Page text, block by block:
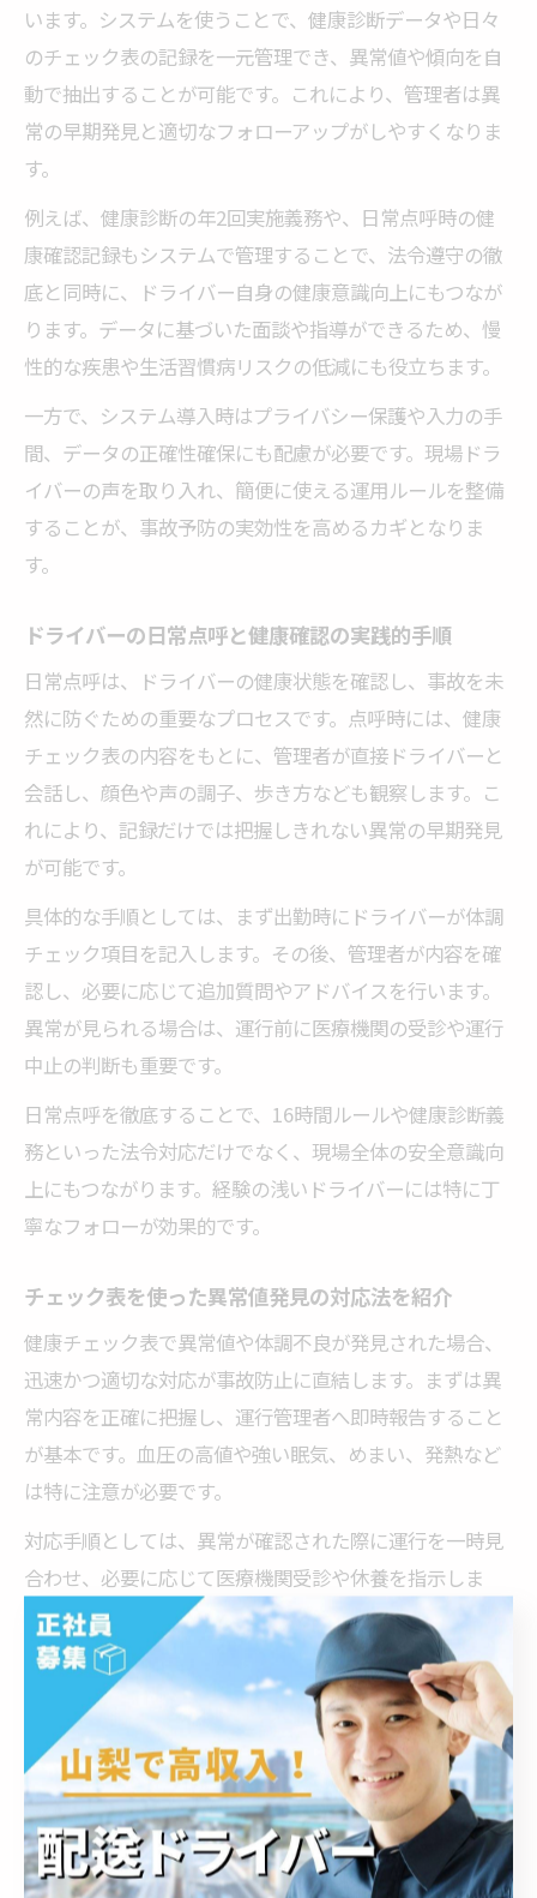
います。システムを使うことで、健康診断データや日々
のチェック表の記録を一元管理でき、異常値や傾向を自
動で抽出することが可能です。これにより、管理者は異
常の早期発見と適切なフォローアップがしやすくなりま
す。
例えば、健康診断の年2回実施義務や、日常点呼時の健
康確認記録もシステムで管理することで、法令遵守の徹
底と同時に、ドライバー自身の健康意識向上にもつなが
ります。データに基づいた面談や指導ができるため、慢
性的な疾患や生活習慣病リスクの低減にも役立ちます。
一方で、システム導入時はプライバシー保護や入力の手
間、データの正確性確保にも配慮が必要です。現場ドラ
イバーの声を取り入れ、簡便に使える運用ルールを整備
することが、事故予防の実効性を高めるカギとなりま
す。
ドライバーの日常点呼と健康確認の実践的手順
日常点呼は、ドライバーの健康状態を確認し、事故を未
然に防ぐための重要なプロセスです。点呼時には、健康
チェック表の内容をもとに、管理者が直接ドライバーと
会話し、顔色や声の調子、歩き方なども観察します。こ
れにより、記録だけでは把握しきれない異常の早期発見
が可能です。
具体的な手順としては、まず出勤時にドライバーが体調
チェック項目を記入します。その後、管理者が内容を確
認し、必要に応じて追加質問やアドバイスを行います。
異常が見られる場合は、運行前に医療機関の受診や運行
中止の判断も重要です。
日常点呼を徹底することで、16時間ルールや健康診断義
務といった法令対応だけでなく、現場全体の安全意識向
上にもつながります。経験の浅いドライバーには特に丁
寧なフォローが効果的です。
チェック表を使った異常値発見の対応法を紹介
健康チェック表で異常値や体調不良が発見された場合、
迅速かつ適切な対応が事故防止に直結します。まずは異
常内容を正確に把握し、運行管理者へ即時報告すること
が基本です。血圧の高値や強い眠気、めまい、発熱など
は特に注意が必要です。
対応手順としては、異常が確認された際に運行を一時見
合わせ、必要に応じて医療機関受診や休養を指示しま
す。再チェックや体調回復後の再点呼を行うことで、無
理な運行を防ぎます。健康管理システムを活用して記録
を残すことで、再発防止策や個別指導にも役立ちます。
現場の声として、「早めの対応で大事に至らなかった」
「記録があることで安心して相談できた」といった事例
が多く報告されています。ドライバー自身が異常を申告
しやすい環境づくりも、安全運行のための重要なポイン
トです。